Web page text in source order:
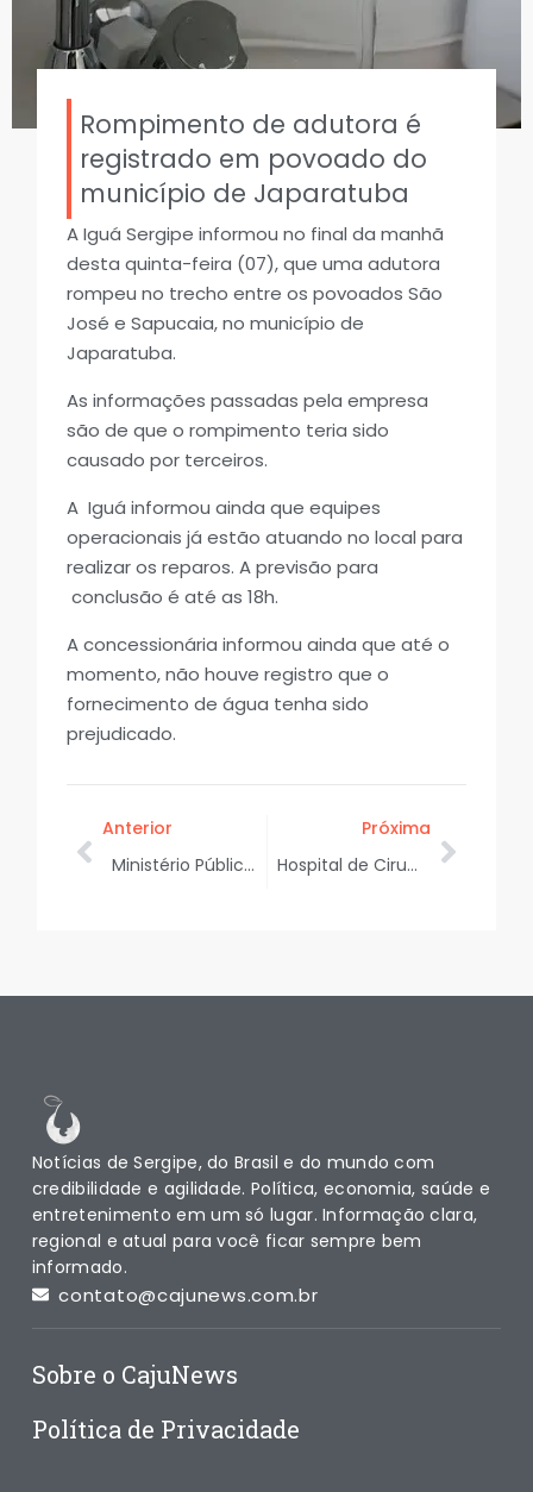
Rompimento de adutora é
registrado em povoado do
município de Japaratuba
A Iguá Sergipe informou no final da manhã
desta quinta-feira (07), que uma adutora
rompeu no trecho entre os povoados São
José e Sapucaia, no município de
Japaratuba.
As informações passadas pela empresa
são de que o rompimento teria sido
causado por terceiros.
A Iguá informou ainda que equipes
operacionais já estão atuando no local para
realizar os reparos. A previsão para
conclusão é até as 18h.
A concessionária informou ainda que até o
momento, não houve registro que o
fornecimento de água tenha sido
prejudicado.
Anterior
Ministério Público media acordo extrajudicial de solução habitacional para 31 famílias da Ocupação João Mulungu, no município de Aracaju
Próxima
Hospital de Cirurgia celebra centenário com avanços impulsionados pelo Governo
Notícias de Sergipe, do Brasil e do mundo com
credibilidade e agilidade. Política, economia, saúde e
entretenimento em um só lugar. Informação clara,
regional e atual para você ficar sempre bem
informado.
contato@cajunews.com.br
Sobre o CajuNews
Política de Privacidade